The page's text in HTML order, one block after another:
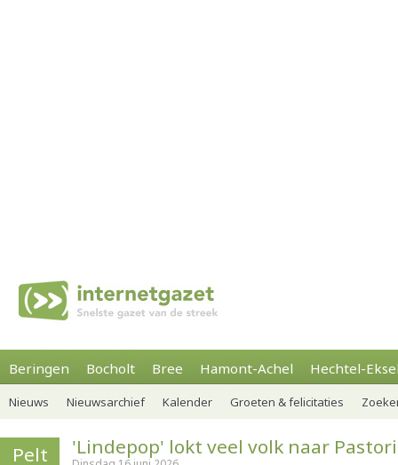
Beringen Bocholt Bree Hamont-Achel Hechtel-
Nieuws Nieuwsarchief Kalender Groeten & felicitaties
Pelt 'Lindepop' lokt veel volk naar